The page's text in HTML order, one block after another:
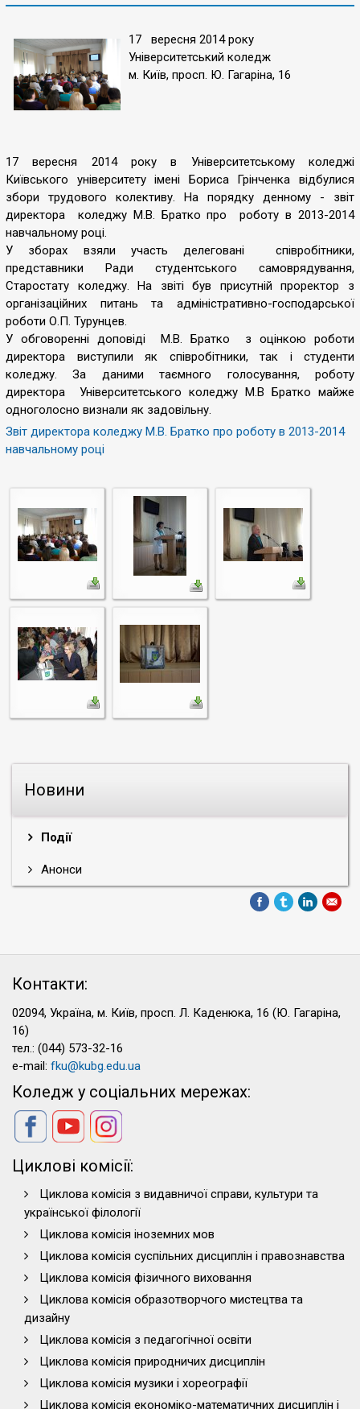
Новини
Події
Анонси
17 вересня 2014 року
Університетський коледж
м. Київ, просп. Ю. Гагаріна, 16
17 вересня 2014 року в Університетському коледжі
Київського університету імені Бориса Грінченка відбулися
збори трудового колективу. На порядку денному - звіт
директора коледжу М.В. Братко про роботу в 2013-2014
навчальному році.
У зборах взяли участь делеговані співробітники,
представники Ради студентського самоврядування,
Старостату коледжу. На звіті був присутній проректор з
організаційних питань та адміністративно-господарської
роботи О.П. Турунцев.
У обговоренні доповіді М.В. Братко з оцінкою роботи
директора виступили як співробітники, так і студенти
коледжу.За даними таємного голосування, роботу
директора Університетського коледжу М.В Братко майже
одноголосно визнали як задовільну.
Звіт директора коледжу М.В. Братко про роботу в 2013-2014
навчальному році
Контакти:
02094, Україна, м. Київ, просп. Л. Каденюка, 16 (Ю. Гагаріна,
16)
тел.: (044) 573-32-16
e-mail: fku@kubg.edu.ua
Коледж у соціальних мережах:
Циклові комісії:
Циклова комісія з видавничої справи, культури та
української філології
Циклова комісія іноземних мов
Циклова комісія суспільних дисциплін і правознавства
Циклова комісія фізичного виховання
Циклова комісія образотворчого мистецтва та
дизайну
Циклова комісія з педагогічної освіти
Циклова комісія природничих дисциплін
Циклова комісія музики і хореографії
Циклова комісія економіко-математичних дисциплін і